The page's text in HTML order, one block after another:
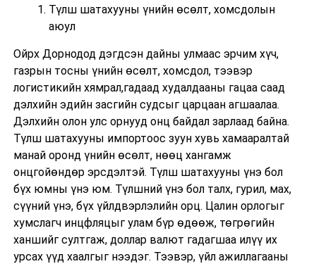
Түлш шатахууны үнийн өсөлт, хомсдолын
аюул
Ойрх Дорнодод дэгдсэн дайны улмаас эрчим хүч,
газрын тосны үнийн өсөлт, хомсдол, тээвэр
логистикийн хямрал,гадаад худалдааны гацаа саад
дэлхийн эдийн засгийн судсыг царцаан агшаалаа.
Дэлхийн олон улс орнууд онц байдал зарлаад байна.
Түлш шатахууны импортоос зуун хувь хамааралтай
манай оронд үнийн өсөлт, нөөц хангамж
онцгойөндөр эрсдэлтэй. Түлш шатахууны үнэ бол
бүх юмны үнэ юм. Түлшний үнэ бол талх, гурил, мах,
сүүний үнэ, бүх үйлдвэрлэлийн орц. Цалин орлогыг
хумслагч инцфляцыг улам бүр өдөөж, төгрөгийн
ханшийг султгаж, доллар валют гадагшаа илүү их
урсах үүд хаалгыг нээдэг. Тээвэр, үйл ажиллагааны